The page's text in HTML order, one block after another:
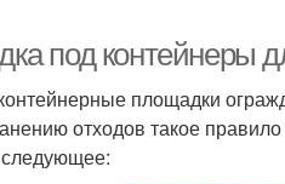
под контейнеры
площадки
отходов такое
следующее: